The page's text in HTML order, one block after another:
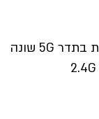
רצוי לתת שם לרשת אלחוטית בתדר 5G שונה